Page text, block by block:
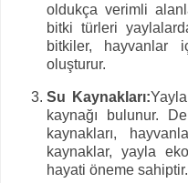
oldukça verimli
bitki türleri
bitkiler, hayvanlar
oluşturur.
Su Kaynakları:
kaynağı bulunur.
kaynakları,
kaynaklar, yayla
hayati öneme sahiptir.